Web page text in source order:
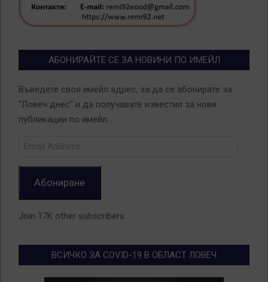
АБОНИРАЙТЕ СЕ ЗА НОВИНИ ПО ИМЕЙЛ
Въведете своя имейл адрес, за да се абонирате за
"Ловеч днес" и да получавате известия за нови
публикации по имейл.
Абониране
Join 17K other subscribers
ВСИЧКО ЗА COVID-19 В ОБЛАСТ ЛОВЕЧ